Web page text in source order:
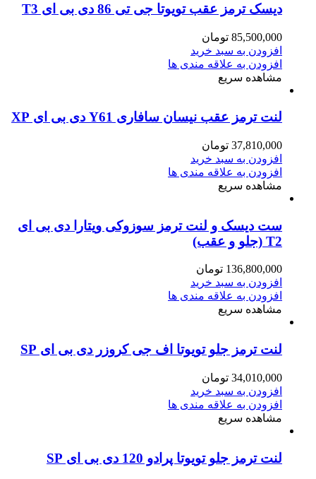
دیسک ترمز عقب تویوتا جی تی 86 دی بی ای T3
85,500,000 تومان
افزودن به سبد خرید
افزودن به علاقه مندی ها
مشاهده سریع
لنت ترمز عقب نیسان سافاری Y61 دی بی ای XP
37,810,000 تومان
افزودن به سبد خرید
افزودن به علاقه مندی ها
مشاهده سریع
ست دیسک و لنت ترمز سوزوکی ویتارا دی بی ای
T2 (جلو و عقب)
136,800,000 تومان
افزودن به سبد خرید
افزودن به علاقه مندی ها
مشاهده سریع
لنت ترمز جلو تویوتا اف جی کروزر دی بی ای SP
34,010,000 تومان
افزودن به سبد خرید
افزودن به علاقه مندی ها
مشاهده سریع
لنت ترمز جلو تویوتا پرادو 120 دی بی ای SP